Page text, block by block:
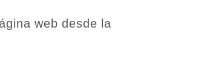
web desde la